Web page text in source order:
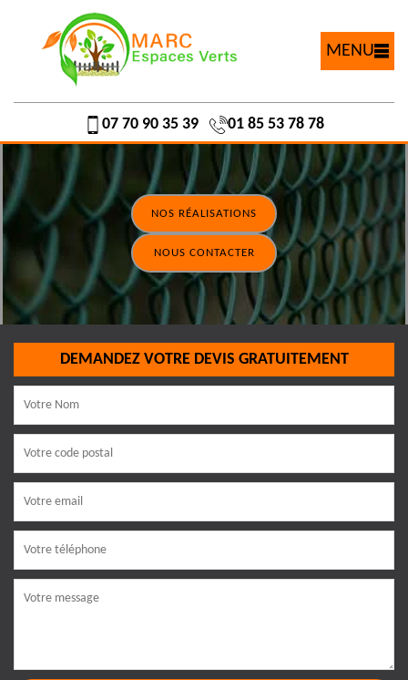
MENU
07 70 90 35 39 01 85 53 78 78
NOS RÉALISATIONS
NOUS CONTACTER
DEMANDEZ VOTRE DEVIS GRATUITEMENT